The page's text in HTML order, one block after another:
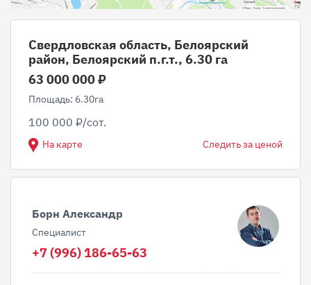
Свердловская область, Белоярский
район, Белоярский п.г.т., 6.30 га
63 000 000 ₽
Площадь: 6.30га
100 000 ₽/сот.
На карте Следить за ценой
Борн Александр
Специалист
+7 (996) 186-65-63